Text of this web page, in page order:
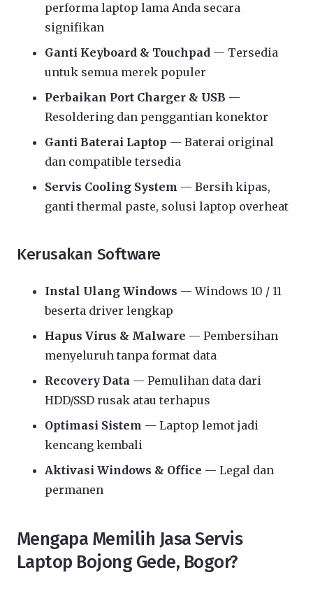
performa laptop lama Anda secara
signifikan
Ganti Keyboard & Touchpad — Tersedia
untuk semua merek populer
Perbaikan Port Charger & USB —
Resoldering dan penggantian konektor
Ganti Baterai Laptop — Baterai original
dan compatible tersedia
Servis Cooling System — Bersih kipas,
ganti thermal paste, solusi laptop overheat
Kerusakan Software
Instal Ulang Windows — Windows 10 / 11
beserta driver lengkap
Hapus Virus & Malware — Pembersihan
menyeluruh tanpa format data
Recovery Data — Pemulihan data dari
HDD/SSD rusak atau terhapus
Optimasi Sistem — Laptop lemot jadi
kencang kembali
Aktivasi Windows & Office — Legal dan
permanen
Mengapa Memilih Jasa Servis
Laptop Bojong Gede, Bogor?